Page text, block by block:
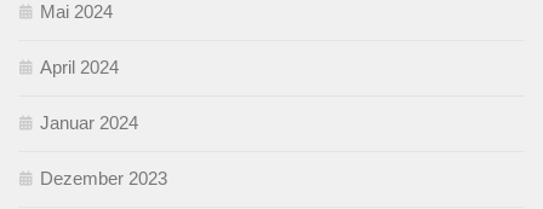
Mai 2024
April 2024
Januar 2024
Dezember 2023